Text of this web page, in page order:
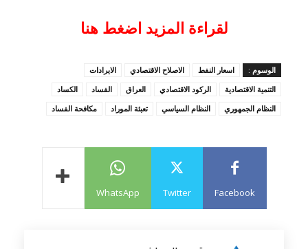
لقراءة المزيد اضغط هنا
الوسوم : اسعار النفط الاصلاح الاقتصادي
الايرادات
التنمية الاقتصادية
الركود الاقتصادي العراق الفساد
الكساد
النظام الجمهوري
النظام السياسي تعبئة الموراد مكافحة الفساد
Facebook
Twitter
WhatsApp